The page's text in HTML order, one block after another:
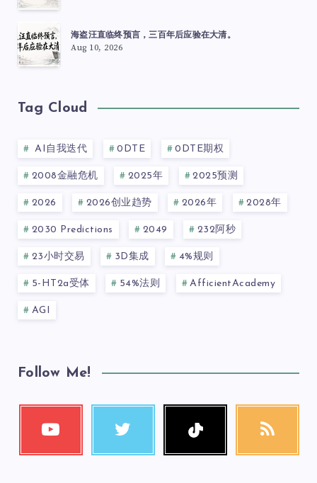
海盗汪直临终预言，三百年后应验在大清。
Aug 10, 2026
Tag Cloud
AI自我迭代 0DTE 0DTE期权
2008金融危机 2025年 2025预测
2026 2026创业趋势 2026年 2028年
2030 Predictions 2049 232阿秒
23小时交易 3D集成 4%规则
5-HT2a受体 54%法则 AfficientAcademy
AGI
Follow Me!